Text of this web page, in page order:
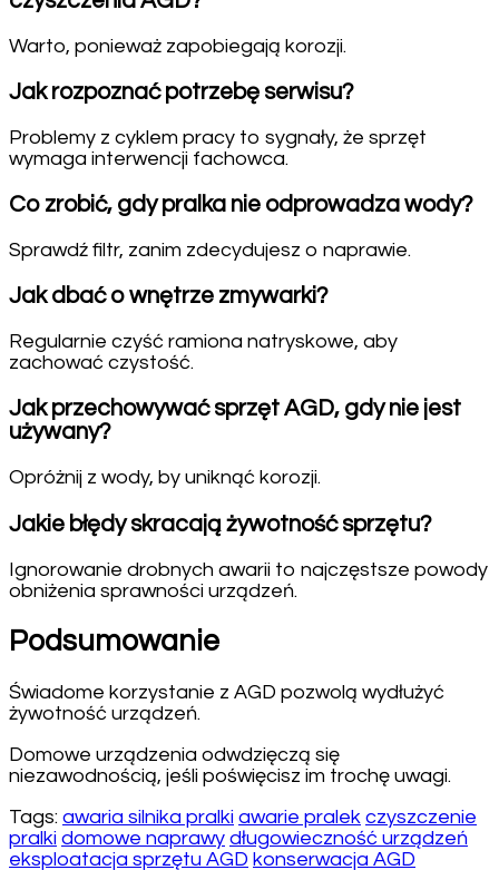
Warto, ponieważ zapobiegają korozji.
Jak rozpoznać potrzebę serwisu?
Problemy z cyklem pracy to sygnały, że sprzęt
wymaga interwencji fachowca.
Co zrobić, gdy pralka nie odprowadza wody?
Sprawdź filtr, zanim zdecydujesz o naprawie.
Jak dbać o wnętrze zmywarki?
Regularnie czyść ramiona natryskowe, aby
zachować czystość.
Jak przechowywać sprzęt AGD, gdy nie jest
używany?
Opróżnij z wody, by uniknąć korozji.
Jakie błędy skracają żywotność sprzętu?
Ignorowanie drobnych awarii to najczęstsze powody
obniżenia sprawności urządzeń.
Podsumowanie
Świadome korzystanie z AGD pozwolą wydłużyć
żywotność urządzeń.
Domowe urządzenia odwdzięczą się
niezawodnością, jeśli poświęcisz im trochę uwagi.
Tags: awaria silnika pralki awarie pralek czyszczenie
pralki domowe naprawy długowieczność urządzeń
eksploatacja sprzętu AGD konserwacja AGD